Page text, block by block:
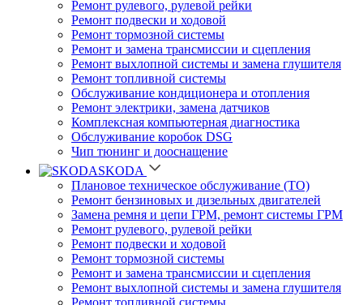
Ремонт рулевого, рулевой рейки
Ремонт подвески и ходовой
Ремонт тормозной системы
Ремонт и замена трансмиссии и сцепления
Ремонт выхлопной системы и замена глушителя
Ремонт топливной системы
Обслуживание кондиционера и отопления
Ремонт электрики, замена датчиков
Комплексная компьютерная диагностика
Обслуживание коробок DSG
Чип тюнинг и дооснащение
SKODA
Плановое техническое обслуживание (ТО)
Ремонт бензиновых и дизельных двигателей
Замена ремня и цепи ГРМ, ремонт системы ГРМ
Ремонт рулевого, рулевой рейки
Ремонт подвески и ходовой
Ремонт тормозной системы
Ремонт и замена трансмиссии и сцепления
Ремонт выхлопной системы и замена глушителя